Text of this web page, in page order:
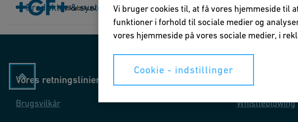
Indkøbskurv
Produkter & systemer Brancher Applikationer Downloads
Vores retningslinier
Brugsvilkår Whistleblowing
Vi bruger cookies til, at få vores hjemmeside til
funktioner i forhold til sociale medier og
vores hjemmeside på vores sociale medier, i
Cookie - indstillinger